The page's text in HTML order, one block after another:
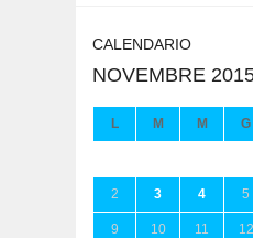
CALENDARIO
NOVEMBRE
L M M G
2 3 4 5
9 10 11 12